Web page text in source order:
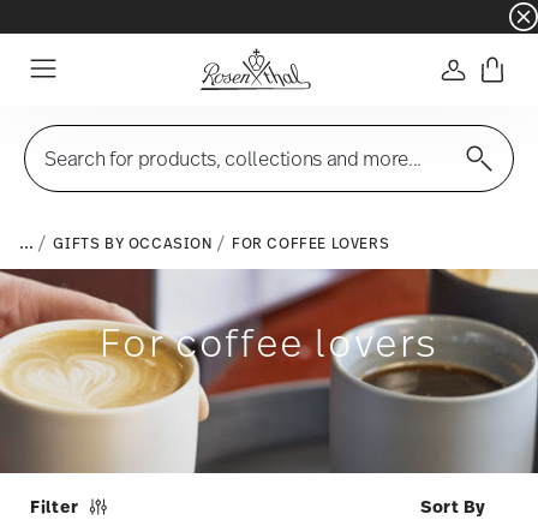
☀️ Summer SALE on selected items and
Login
Search for products, collections and more...
... GIFTS BY OCCASION FOR COFFEE LOVERS
For coffee lovers
Filter